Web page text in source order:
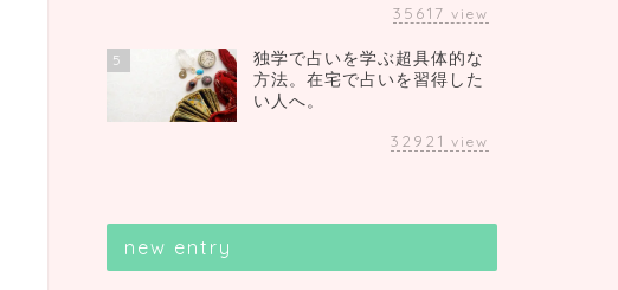
35617 view
5
独学で占いを学ぶ超具体的な
方法。在宅で占いを習得した
い人へ。
32921 view
new entry